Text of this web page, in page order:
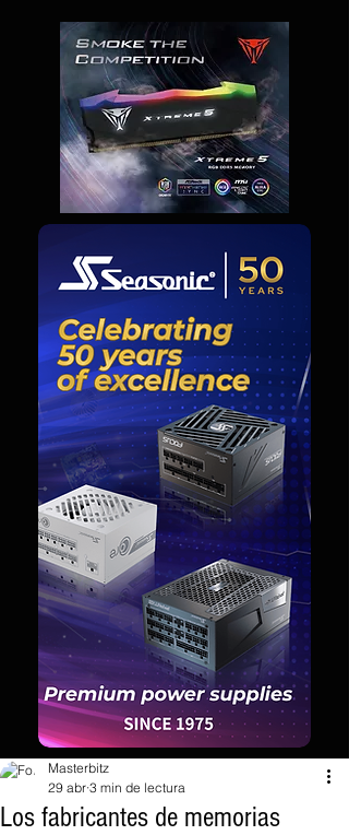
Los fabricantes de memorias
Masterbitz
29 abr 3 min de lectura